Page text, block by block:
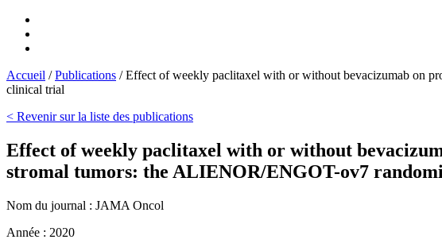
Accueil /Publications /Effect of weekly paclitaxel with or without bevacizumab on
clinical trial
< Revenir sur la liste des publications
Effect of weekly paclitaxel with or without
stromal tumors: the ALIENOR/ENGOT-ov7
Nom du journal : JAMA Oncol
Année : 2020